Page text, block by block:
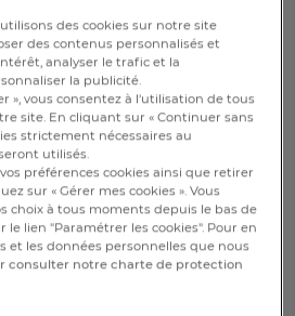
50x70cm
16,00 €
des cookies sur notre site
des contenus personnalisés et
analyser le trafic et la
la publicité.
», vous consentez à l'utilisation de tous
site. En cliquant sur « Continuer sans
strictement nécessaires au
utilisés.
préférences cookies ainsi que retirer
sur « Gérer mes cookies ». Vous
choix à tous moments depuis le bas de
le lien "Paramétrer les cookies". Pour en
et les données personnelles que nous
consulter notre charte de protection